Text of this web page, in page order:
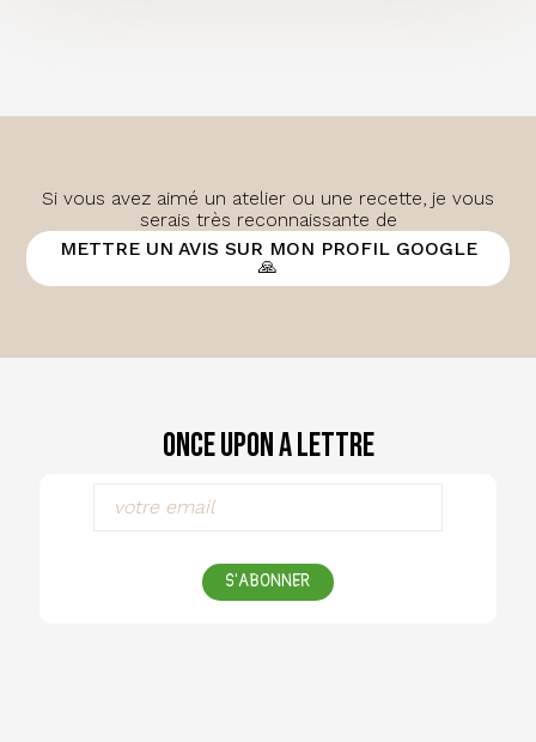
Si vous avez aimé un atelier ou une recette, je vous
serais très reconnaissante de
METTRE UN AVIS SUR MON PROFIL GOOGLE
🙏
Once Upon a Lettre
S'ABONNER